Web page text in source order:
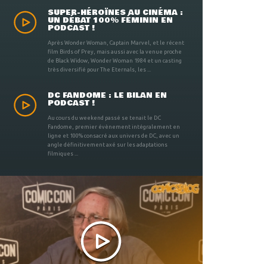
SUPER-HÉROÏNES AU CINÉMA :
UN DÉBAT 100% FÉMININ EN
PODCAST !
Après Wonder Woman, Captain Marvel, et le récent
film Birds of Prey, mais aussi avec la venue proche
de Black Widow, Wonder Woman 1984 et un casting
très diversifié pour The Eternals, les ...
DC FANDOME : LE BILAN EN
PODCAST !
Au cours du weekend passé se tenait le DC
Fandome, premier évènement intégralement en
ligne et 100% consacré aux univers de DC, avec un
angle définitivement axé sur les adaptations
filmiques ...